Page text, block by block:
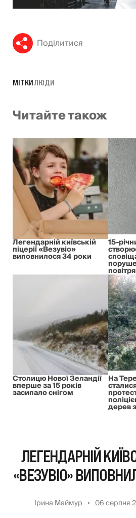
Поділитися
МІТКИЛЮДИ
Читайте також
Легендарній київській
піцерії «Везувіо»
виповнилося 34 роки
15-
Столицю Нової Зеландії
вперше за 15 років
засипало снігом
На
дерев
ЛЕГЕНДАРНІЙ
«ВЕЗУВІО»
Ірина Маймур 06 серпня